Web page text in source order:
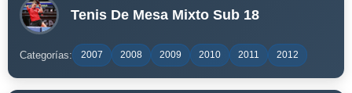
Tenis De Mesa Mixto Sub 18
Categorías: 2007 2008 2009 2010 2011 2012